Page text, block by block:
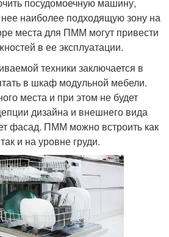
наиболее подходящую зону на
места для ПММ могут привести
в ее эксплуатации.
техники заключается в
в шкаф модульной мебели.
места и при этом не будет
дизайна и внешнего вида
фасад. ПММ можно встроить как
и на уровне груди.